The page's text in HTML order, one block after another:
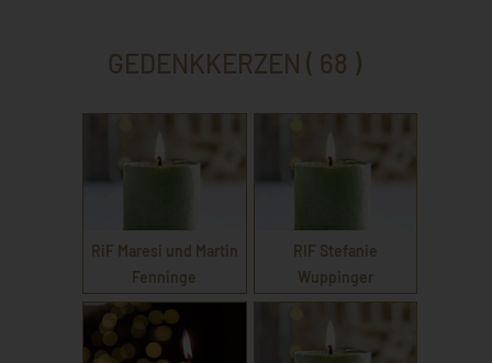
GEDENKKERZEN ( 68 )
RiF Maresi und Martin
Fenninge
RIF Stefanie
Wuppinger